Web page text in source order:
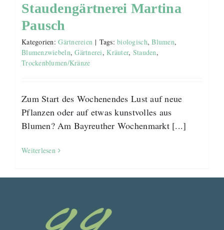
Staudengärtnerei Martina
Pausch
Kategorien:Gärtnereien | Tags:biologisch,Blumen,
Blumenzwiebeln,Gärtnerei,Kräuter, Stauden,
Trockenblumen/Kränze
Zum Start des Wochenendes Lust auf neue
Pflanzen oder auf etwas kunstvolles aus
Blumen? Am Bayreuther Wochenmarkt [...]
Weiterlesen